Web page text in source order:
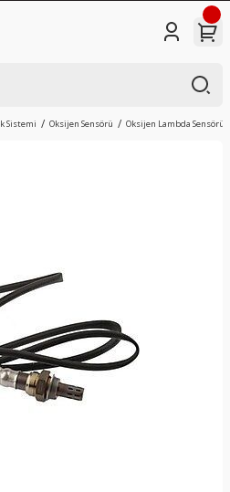
Sistemi Oksijen Sensörü Oksijen Lambda Sensörü